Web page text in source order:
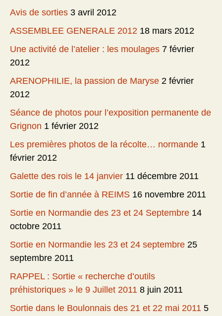
Avis de sorties 3 avril 2012
ASSEMBLEE GENERALE 2012 18 mars 2012
Une activité de l’atelier : les moulages 7 février
2012
ARENOPHILIE, la passion de Maryse 2 février
2012
Séance de photos pour l’exposition permanente de
Grignon 1 février 2012
Les premières photos de la récolte… normande 1
février 2012
Galette des rois le 14 janvier 11 décembre 2011
Sortie de fin d’année à REIMS 16 novembre 2011
Sortie en Normandie des 23 et 24 Septembre 14
octobre 2011
Sortie en Normandie les 23 et 24 septembre 25
septembre 2011
RAPPEL : Sortie « recherche d’outils
préhistoriques » le 9 Juillet 2011 8 juin 2011
Sortie dans le Boulonnais des 21 et 22 mai 2011 5